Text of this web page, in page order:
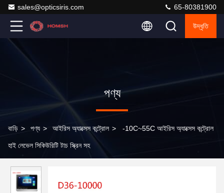
sales@opticsiris.com 65-80381900
উদ্ধৃতি
পণ্য
বাড়ি > পণ্য > আইরিস অ্যাক্সেস কন্ট্রোল > -10C~55C আইরিস অ্যাক্সেস কন্ট্রোল
হাই লেভেল সিকিউরিটি টাচ স্ক্রিন সহ